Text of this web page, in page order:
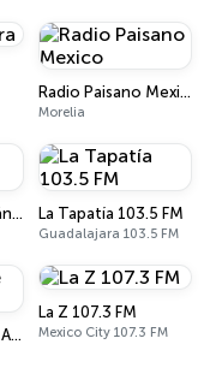
Radio Paisano Mexico
Morelia
Miled Music Fernández La Tapatía 103.5 FM
Guadalajara 103.5 FM
La Comadre 1260 AM
La Z 107.3 FM
Mexico City 107.3 FM